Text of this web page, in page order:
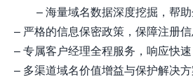
– 海量域名数据深度挖掘，帮
– 严格的信息保密政策，保障注册
– 专属客户经理全程服务，响应快速
– 多渠道域名价值增益与保护解决